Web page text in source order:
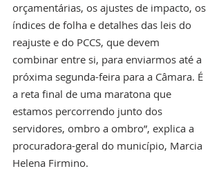
orçamentárias, os ajustes de impacto, os
índices de folha e detalhes das leis do
reajuste e do PCCS, que devem
combinar entre si, para enviarmos até a
próxima segunda-feira para a Câmara. É
a reta final de uma maratona que
estamos percorrendo junto dos
servidores, ombro a ombro”, explica a
procuradora-geral do município, Marcia
Helena Firmino.